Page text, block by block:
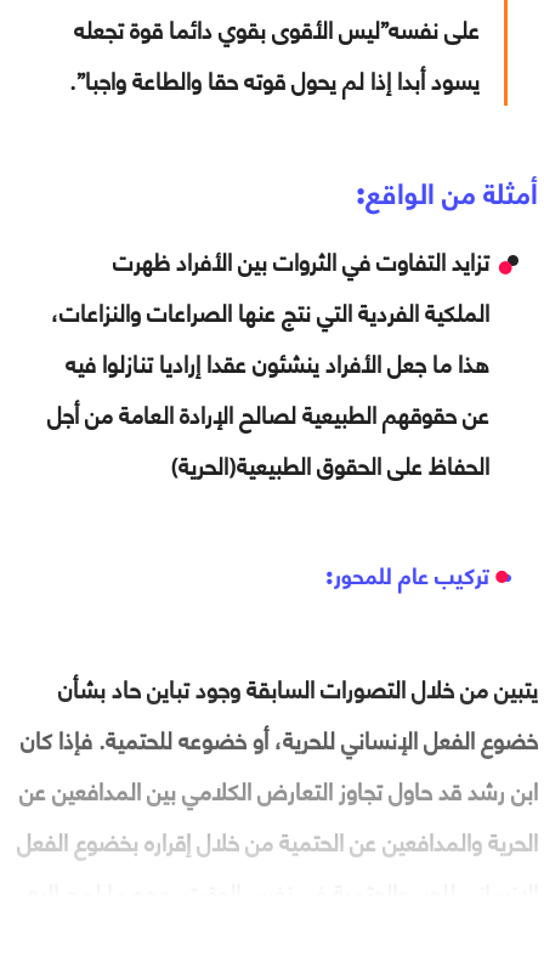
على نفسه”ليس الأقوى بقوي دائما قوة تجعله
يسود أبدا إذا لم يحول قوته حقا والطاعة واجبا”.
أمثلة من الواقع:
تزايد التفاوت في الثروات بين الأفراد ظهرت
الملكية الفردية التي نتج عنها الصراعات والنزاعات،
هذا ما جعل الأفراد ينشئون عقدا إراديا تنازلوا فيه
عن حقوقهم الطبيعية لصالح الإرادة العامة من أجل
الحفاظ على الحقوق الطبيعية(الحرية)
تركيب عام للمحور:
يتبين من خلال التصورات السابقة وجود تباين حاد بشأن
خضوع الفعل الإنساني للحرية، أو خضوعه للحتمية. فإذا كان
ابن رشد قد حاول تجاوز التعارض الكلامي بين المدافعين عن
الحرية والمدافعين عن الحتمية من خلال إقراره بخضوع الفعل